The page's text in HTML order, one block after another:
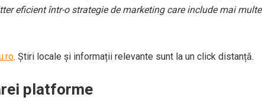
eficient într-o strategie de marketing care include mai multe
. Știri locale și informații relevante sunt la un click distanță.
platforme